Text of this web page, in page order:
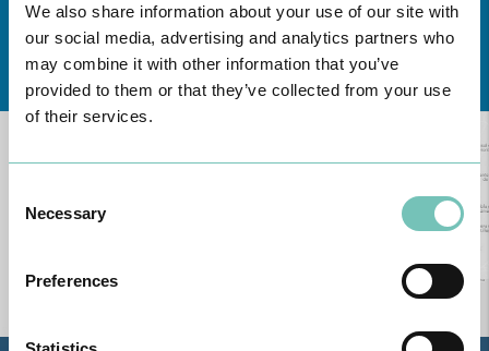
We also share information about your use of our site with
our social media, advertising and analytics partners who
may combine it with other information that you’ve
provided to them or that they’ve collected from your use
of their services.
Selection
Necessary
Preferences
Conheça todas as Unidades de saúde CUFaqui